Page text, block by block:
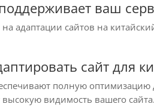
ваш
адаптации сайтов на
сайт для
полную оптимизацию
высокую видимость вашего сайта.